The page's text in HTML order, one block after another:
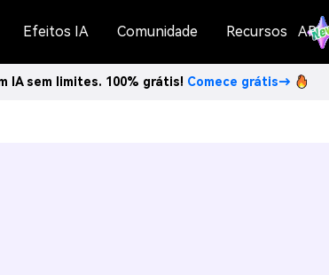
Efeitos IA Comunidade Recursos API
IA sem limites. 100% grátis! Comece grátis→